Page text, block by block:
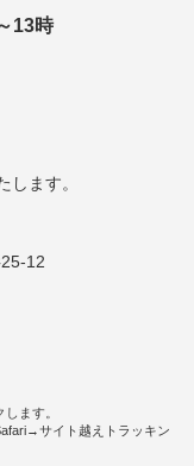
13時
します。
25-12
ます。
サイト越えトラッキン